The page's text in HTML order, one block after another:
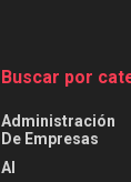
Buscar por
Administración
De Empresas
AI